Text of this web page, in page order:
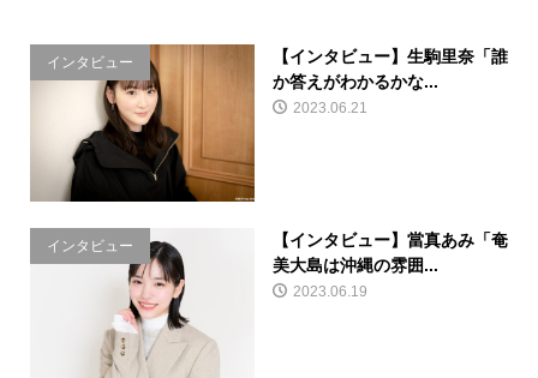
インタビュー
【インタビュー】生駒里奈「誰
か答えがわかるかな...
2023.06.21
インタビュー
【インタビュー】當真あみ「奄
美大島は沖縄の雰囲...
2023.06.19